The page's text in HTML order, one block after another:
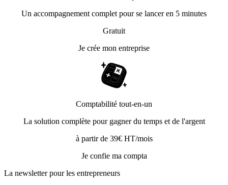
Un accompagnement complet pour se lancer en 5 minutes
Gratuit
Je crée mon entreprise
Comptabilité tout-en-un
La solution complète pour gagner du temps et de l'argent
à partir de 39€ HT/mois
Je confie ma compta
La newsletter pour les entrepreneurs